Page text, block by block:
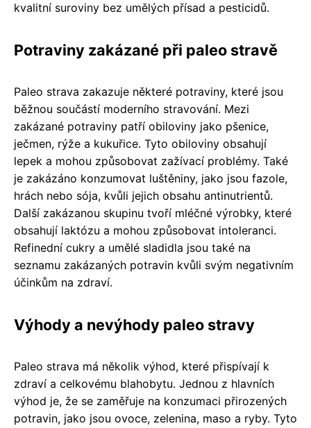
kvalitní suroviny bez umělých přísad a pesticidů.
Potraviny zakázané při paleo stravě
Paleo strava zakazuje některé potraviny, které jsou
běžnou součástí moderního stravování. Mezi
zakázané potraviny patří obiloviny jako pšenice,
ječmen, rýže a kukuřice. Tyto obiloviny obsahují
lepek a mohou způsobovat zažívací problémy. Také
je zakázáno konzumovat luštěniny, jako jsou fazole,
hrách nebo sója, kvůli jejich obsahu antinutrientů.
Další zakázanou skupinu tvoří mléčné výrobky, které
obsahují laktózu a mohou způsobovat intoleranci.
Refinední cukry a umělé sladidla jsou také na
seznamu zakázaných potravin kvůli svým negativním
účinkům na zdraví.
Výhody a nevýhody paleo stravy
Paleo strava má několik výhod, které přispívají k
zdraví a celkovému blahobytu. Jednou z hlavních
výhod je, že se zaměřuje na konzumaci přirozených
potravin, jako jsou ovoce, zelenina, maso a ryby. Tyto